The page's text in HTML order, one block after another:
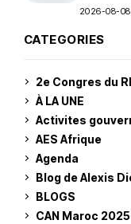
2026-08-08
CATEGORIES
2e Congres du
À LA UNE
Activites
AES Afrique
Agenda
Blog de Alexis
BLOGS
CAN Maroc 2025